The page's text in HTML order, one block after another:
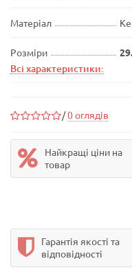
Матеріал
Розміри
Всі характеристики:
/0 оглядів
Найкращі ціни на
товар
Гарантія якості та
відповідності